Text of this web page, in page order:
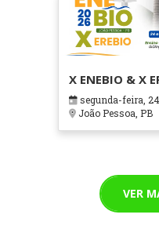
X ENEBIO & X
segunda-feira,
João Pessoa, PB
VER